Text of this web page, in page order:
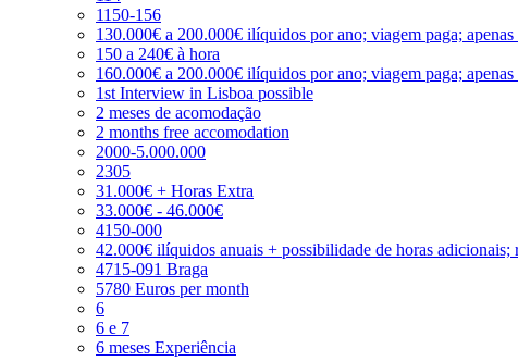
1150-156
130.000€ a 200.000€ ilíquidos por ano; viagem paga;
150 a 240€ à hora
160.000€ a 200.000€ ilíquidos por ano; viagem paga;
1st Interview in Lisboa possible
2 meses de acomodação
2 months free accomodation
2000-5.000.000
2305
31.000€ + Horas Extra
33.000€ - 46.000€
4150-000
42.000€ ilíquidos anuais + possibilidade de horas
4715-091 Braga
5780 Euros per month
6
6 e 7
6 meses Experiência